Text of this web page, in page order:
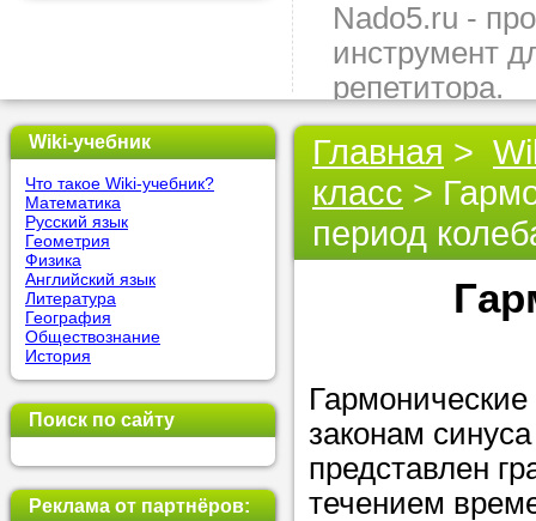
Nado5.ru -
инструмент
репетитора.
Здесь вы
подходящего
быстро,
бесплатно.
Оставьте
позвоните
Или найдите
нашей базе
используя
Wiki-учебник
Что такое Wiki-учебник?
Математика
Русский язык
Геометрия
Физика
Английский язык
Литература
География
Обществознание
История
Поиск по сайту
Реклама от партнёров:
Главная >
класс >
период
законам
представлен
течением